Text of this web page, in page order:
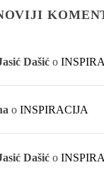
Dašić o
oINSPIRACIJA
Dašić o